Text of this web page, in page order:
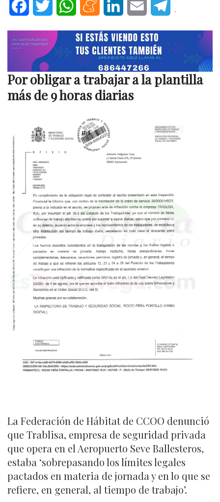
FacebookTwitter WhatsAppMeneameLinkedInEmail .
Por obligar a trabajar a la plantilla
más de 9 horas diarias
La Federación de Hábitat de CCOO denunció
que Trablisa, empresa de seguridad privada
que opera en el Aeropuerto Seve Ballesteros,
estaba ‘sobrepasando los límites legales
pactados en materia de jornada y en lo que se
refiere, en general, al tiempo de trabajo’.